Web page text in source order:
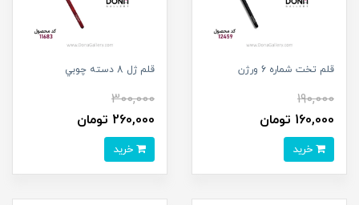
قلم تخت شماره 6 ورژن
190,000
160,000 تومان
قلم ژل 8 دسته چوبي
300,000
260,000 تومان